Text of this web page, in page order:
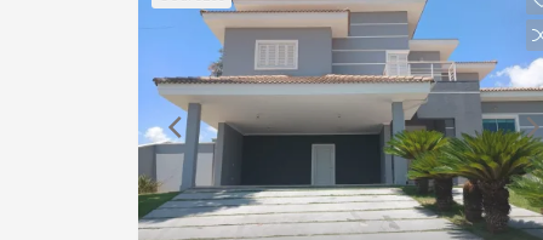
Condomínio com muita área verde e
tranquilidade com segurança para toda
a família.